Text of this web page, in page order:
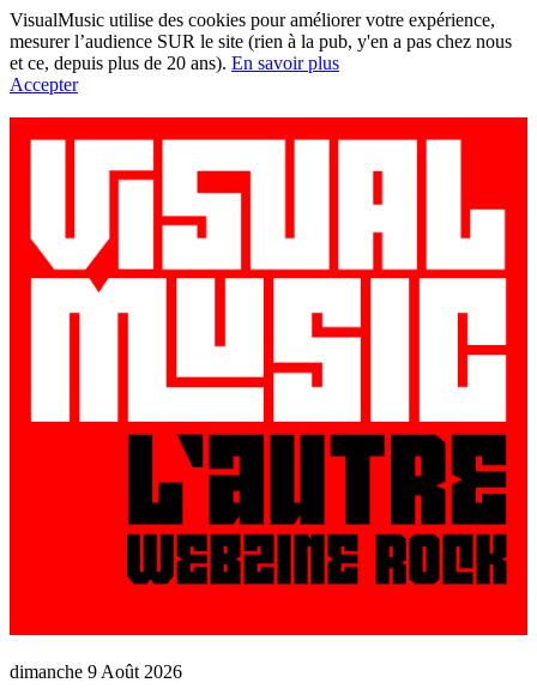
VisualMusic utilise des cookies pour améliorer votre expérience,
mesurer l’audience SUR le site (rien à la pub, y'en a pas chez nous
et ce, depuis plus de 20 ans). En savoir plus
Accepter
dimanche 9 Août 2026